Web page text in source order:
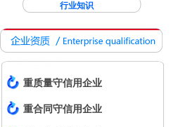
行业知识
重质量守信用企业
重合同守信用企业